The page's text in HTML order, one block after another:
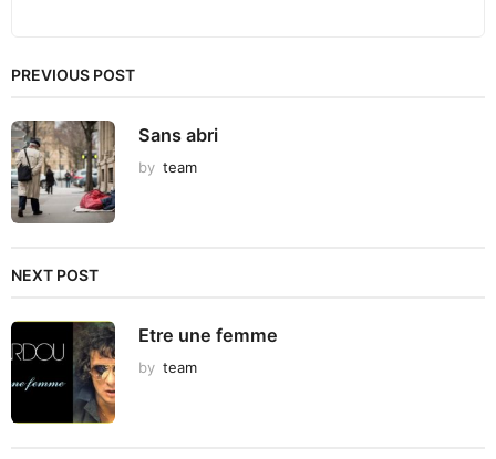
PREVIOUS POST
Sans abri
by team
NEXT POST
Etre une femme
by team